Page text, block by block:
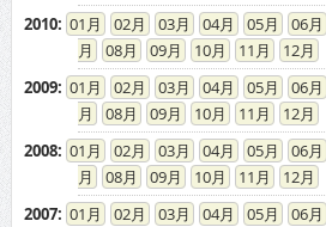
2010: 01 02 03 04 05 06
08
09 10 11
12
2009: 01 02 03 04 05 06
08
09 10 11
12
2008: 01 02 03 04 05 06
08
09 10 11
12
2007: 01 02 03 04 05 06